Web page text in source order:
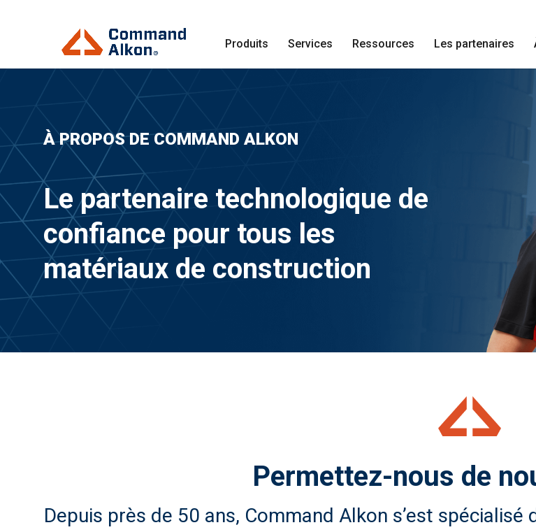
Produits Services Ressources Les partenaires
À PROPOS DE COMMAND ALKON
Le partenaire technologique de
confiance pour tous les
matériaux de construction
Permettez-nous de
Depuis près de 50 ans, Command Alkon s’est